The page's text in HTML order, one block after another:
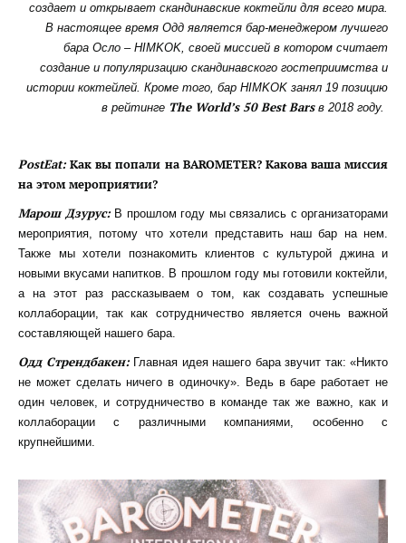
создает и открывает скандинавские коктейли для всего мира.
В настоящее время Одд является бар-менеджером лучшего
бара Осло – HIMKOK, своей миссией в котором считает
создание и популяризацию скандинавского гостеприимства и
истории коктейлей. Кроме того, бар HIMKOK занял 19 позицию
в рейтинге The World’s 50 Best Barsв 2018 году.
PostEat: Как вы попали на BAROMETER? Какова ваша миссия
на этом мероприятии?
Марош Дзурус: В прошлом году мы связались с организаторами
мероприятия, потому что хотели представить наш бар на нем.
Также мы хотели познакомить клиентов с культурой джина и
новыми вкусами напитков. В прошлом году мы готовили коктейли,
а на этот раз рассказываем о том, как создавать успешные
коллаборации, так как сотрудничество является очень важной
составляющей нашего бара.
Одд Стрендбакен: Главная идея нашего бара звучит так: «Никто
не может сделать ничего в одиночку». Ведь в баре работает не
один человек, и сотрудничество в команде так же важно, как и
коллаборации с различными компаниями, особенно с
крупнейшими.